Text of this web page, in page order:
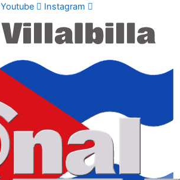
Youtube Instagram